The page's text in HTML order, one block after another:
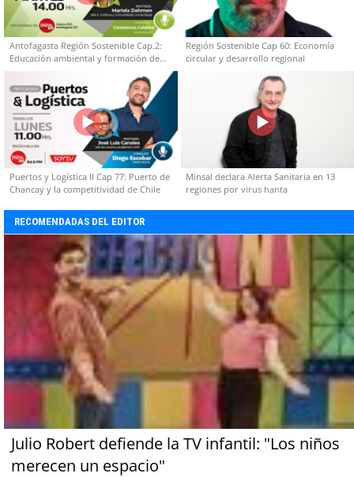
Antofagasta Región Sostenible Cap.2:
Educación ambiental y formación de
capacidades técnicas
Región Sostenible Cap 60: Economía
circular y desarrollo regional
Puertos y Logística II Cap 77: Puerto de
Chancay y la competitividad de Chile
Minsal declara Alerta Sanitaria en 13
regiones por virus hanta
RECOMENDADAS DEL EDITOR
Julio Robert defiende la TV infantil: "Los niños
merecen un espacio"